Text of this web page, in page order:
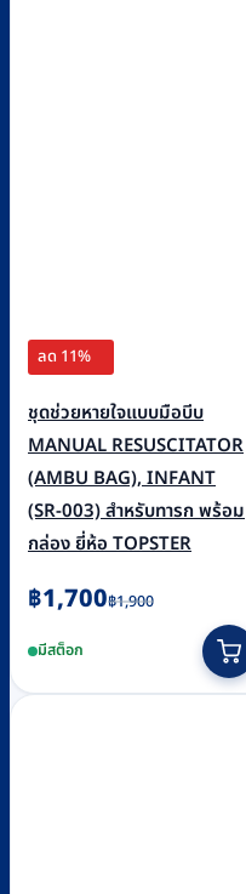
ลด 11%
ชุดช่วยหายใจแบบมือบีบ
MANUAL RESUSCITATOR
(AMBU BAG), INFANT
(SR-003) สำหรับทารก พร้อม
กล่อง ยี่ห้อ TOPSTER
฿1,900
Original
was:
฿1,900.
฿1,700
Current
is:
฿1,700.
มีสต็อก